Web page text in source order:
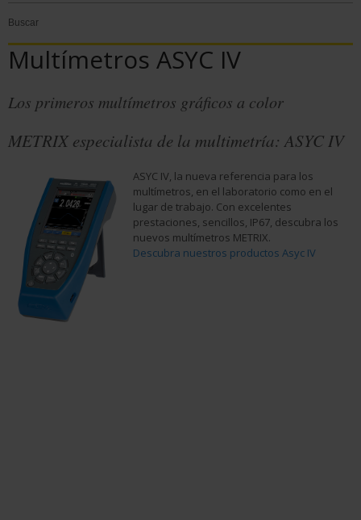
Buscar
Multímetros ASYC IV
Los primeros multímetros gráficos a color
METRIX especialista de la multimetría: ASYC IV
ASYC IV, la nueva referencia para los
multímetros, en el laboratorio como en el
lugar de trabajo. Con excelentes
prestaciones, sencillos, IP67, descubra los
nuevos multímetros METRIX.
Descubra nuestros productos Asyc IV